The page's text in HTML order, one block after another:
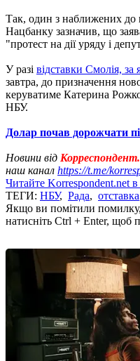
Так, один з наближених до
Нацбанку зазначив, що
"протест на дії уряду і
У разі відставки Смолія, за
завтра, до призначення
керуватиме Катерина
НБУ.
Долар почав дорожчати
Новини від
наш канал https://t.me/
Читайте Korrespondent.net
ТЕГИ: НБУ, Рада, отставка
Якщо ви помітили помилку,
натисніть Ctrl + Enter, щоб